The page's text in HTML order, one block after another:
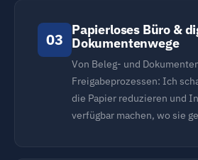
03
Papierloses Büro &
Dokumentenwege
Von Beleg- und
Freigabeprozessen: Ich
die Papier reduzieren und
verfügbar machen, wo sie